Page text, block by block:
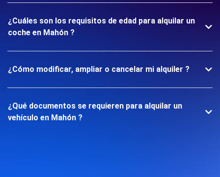
¿Cuáles son los requisitos de edad para alquilar un
coche en Mahón ?
¿Cómo modificar, ampliar o cancelar mi alquiler ?
¿Qué documentos se requieren para alquilar un
vehículo en Mahón ?